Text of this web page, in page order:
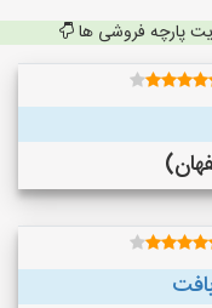
پارچه فروشی ها